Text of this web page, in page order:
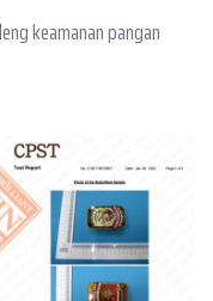
keamanan pangan